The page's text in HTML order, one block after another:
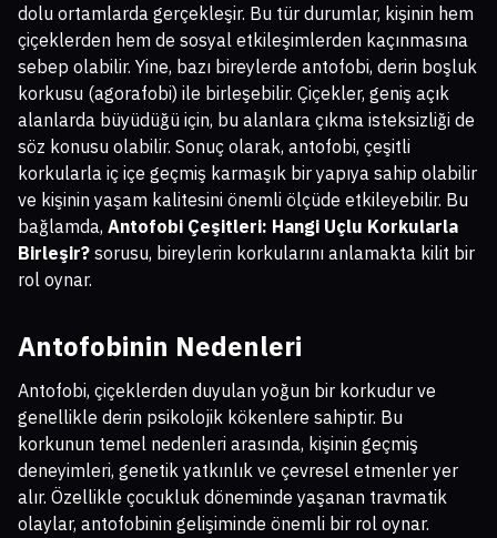
dolu ortamlarda gerçekleşir. Bu tür durumlar, kişinin hem
çiçeklerden hem de sosyal etkileşimlerden kaçınmasına
sebep olabilir. Yine, bazı bireylerde antofobi, derin boşluk
korkusu (agorafobi) ile birleşebilir. Çiçekler, geniş açık
alanlarda büyüdüğü için, bu alanlara çıkma isteksizliği de
söz konusu olabilir. Sonuç olarak, antofobi, çeşitli
korkularla iç içe geçmiş karmaşık bir yapıya sahip olabilir
ve kişinin yaşam kalitesini önemli ölçüde etkileyebilir. Bu
bağlamda, Antofobi Çeşitleri: Hangi Uçlu Korkularla
Birleşir? sorusu, bireylerin korkularını anlamakta kilit bir
rol oynar.
Antofobinin Nedenleri
Antofobi, çiçeklerden duyulan yoğun bir korkudur ve
genellikle derin psikolojik kökenlere sahiptir. Bu
korkunun temel nedenleri arasında, kişinin geçmiş
deneyimleri, genetik yatkınlık ve çevresel etmenler yer
alır. Özellikle çocukluk döneminde yaşanan travmatik
olaylar, antofobinin gelişiminde önemli bir rol oynar.